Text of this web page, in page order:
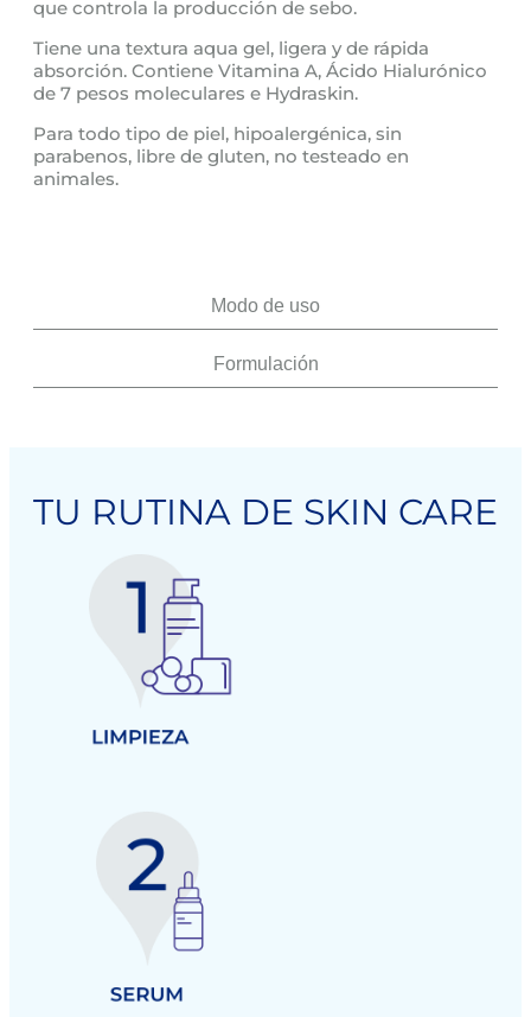
Modo de uso
Formulación
que controla la producción de sebo.
Tiene una textura aqua gel, ligera y de rápida
absorción. Contiene Vitamina A, Ácido Hialurónico
de 7 pesos moleculares e Hydraskin.
Para todo tipo de piel, hipoalergénica, sin
parabenos, libre de gluten, no testeado en
animales.
TU RUTINA DE SKIN CARE